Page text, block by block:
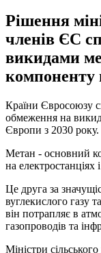
Рішення
членів ЄС
викидами
компоненту
Країни Євросоюзу
обмеження на
Європи з 2030
Метан - основний
на електростанціях
Це друга за
вуглекислого газу
він потрапляє в
газопроводів та
Міністри